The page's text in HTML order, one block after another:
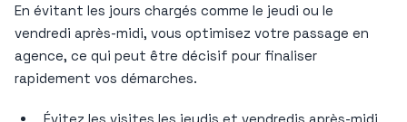
En évitant les jours chargés comme le jeudi ou le
vendredi après-midi, vous optimisez votre passage en
agence, ce qui peut être décisif pour finaliser
rapidement vos démarches.